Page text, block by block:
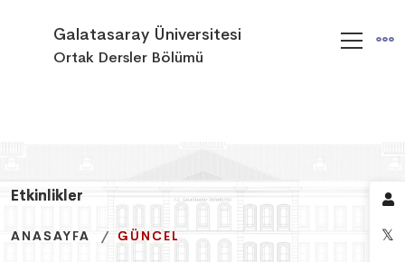
Galatasaray Üniversitesi
Ortak Dersler Bölümü
Etkinlikler
ANASAYFA GÜNCEL
Etkinlikler
ANASAYFA GÜNCEL
Etkinlikler
ANASAYFA GÜNCEL